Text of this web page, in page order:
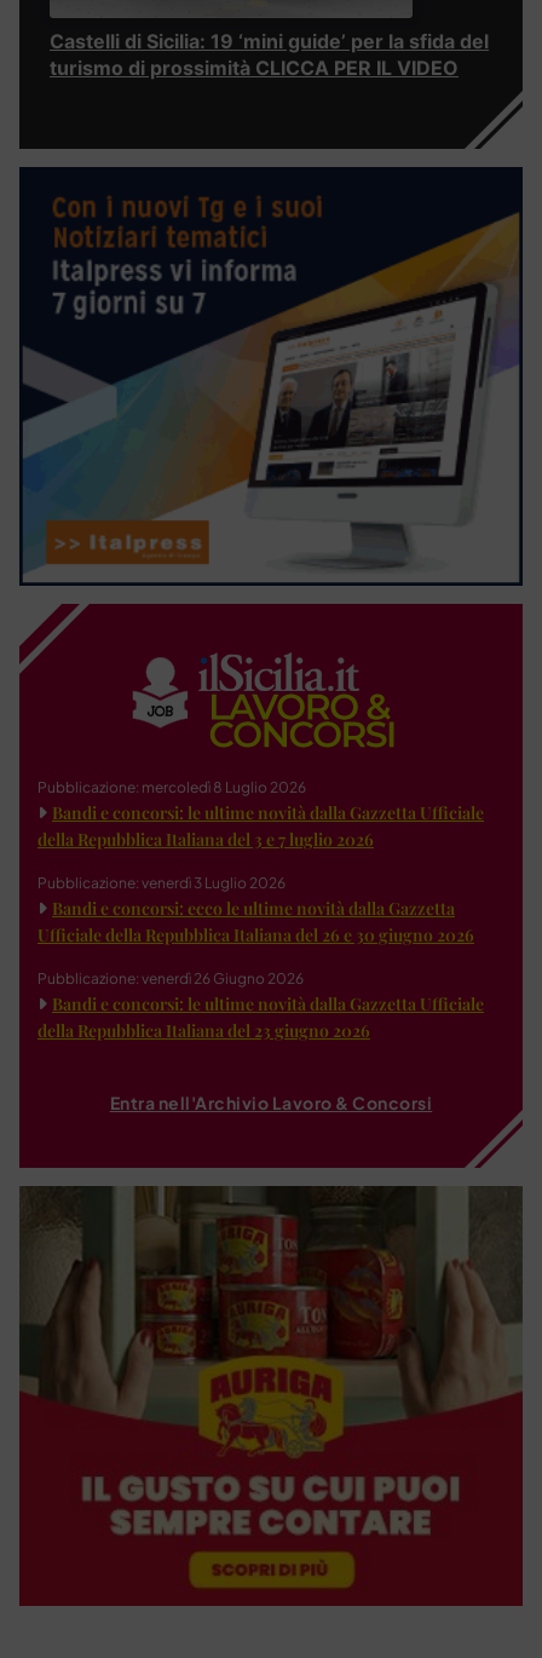
Castelli di Sicilia: 19 ‘mini guide’ per la sfida del
turismo di prossimità CLICCA PER IL VIDEO
Pubblicazione: mercoledì 8 Luglio 2026
Bandi e concorsi: le ultime novità dalla Gazzetta Ufficiale
della Repubblica Italiana del 3 e 7 luglio 2026
Pubblicazione: venerdì 3 Luglio 2026
Bandi e concorsi: ecco le ultime novità dalla Gazzetta
Ufficiale della Repubblica Italiana del 26 e 30 giugno 2026
Pubblicazione: venerdì 26 Giugno 2026
Bandi e concorsi: le ultime novità dalla Gazzetta Ufficiale
della Repubblica Italiana del 23 giugno 2026
Entra nell'Archivio Lavoro & Concorsi